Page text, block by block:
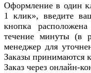
Оформление в один
1 клик», введите
кнопка
течение минуты (в
менеджер для
Заказы принимаются
Заказ через онлайн-